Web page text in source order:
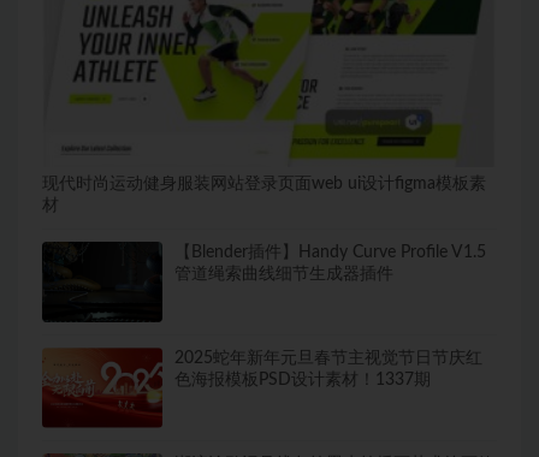
现代时尚运动健身服装网站登录页面web ui设计figma模板素
材
【Blender插件】Handy Curve Profile V1.5
管道绳索曲线细节生成器插件
2025蛇年新年元旦春节主视觉节日节庆红
色海报模板PSD设计素材！1337期